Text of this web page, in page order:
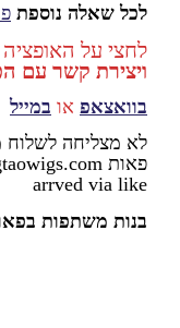
לכל שאלה נוספת
לחצי על
ויצירת קשר עם
בוואצאפ או במייל
לא מצליחה לשלוח
arrved via like
בנות משתפות